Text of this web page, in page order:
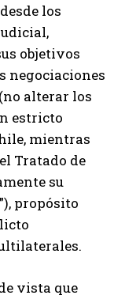
los
objetivos
negociaciones
alterar los
estricto
mientras
Tratado de
su
propósito
vista que